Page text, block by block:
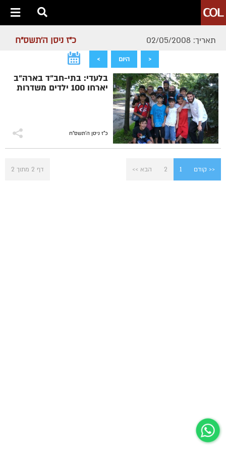
תאריך: 02/05/2008 כ"ז ניסן ה׳תשס״ח
< היום >
בלעדי: בתי-חב"ד בארה"ב
יארחו 100 ילדים משדרות
כ"ז ניסן ה׳תשס״ח
דף 2 מתוך 2 << קודם 1
2 הבא >>